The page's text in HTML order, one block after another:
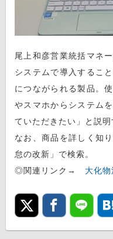
尾上和彦営業統括マネ
システムで導入するこ
につながられる製品。
やスマホからシステム
ていただきたい」と説明
なお、商品を詳しく知
怠の改新」で検索。
◎関連リンク→ 大化